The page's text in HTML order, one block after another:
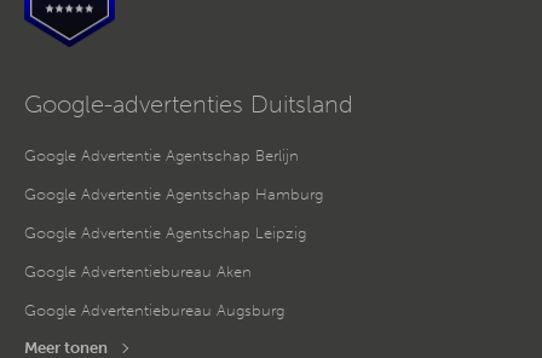
zu verwenden. Sie können nur der Verwendung von
notwendigen Cookies zustimmen oder hier Ihre individuelle
Webseite klicken.
unsererDatenschutzerklärungund im
Google-advertenties Duitsland
Google Advertentie Agentschap Berlijn
Google Advertentie Agentschap Hamburg
Google Advertentie Agentschap Leipzig
Google Advertentiebureau Aken
Google Advertentiebureau Augsburg
Meer tonen